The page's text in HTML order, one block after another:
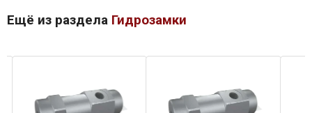
Ещё из раздела Гидрозамки